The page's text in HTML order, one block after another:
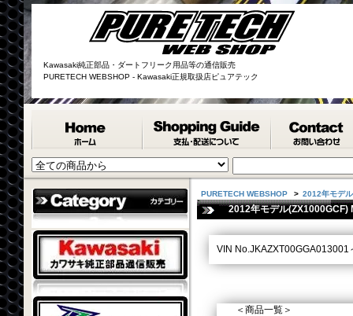
Kawasaki純正部品・ダートフリーク用品等の通信販売
PURETECH WEBSHOP - Kawasaki正規取扱店ピュアテック
PURETECH WEBSHOP > 2012年モデ
2012年モデル
VIN No.JKAZXT00GGA013001
＜商品一覧＞